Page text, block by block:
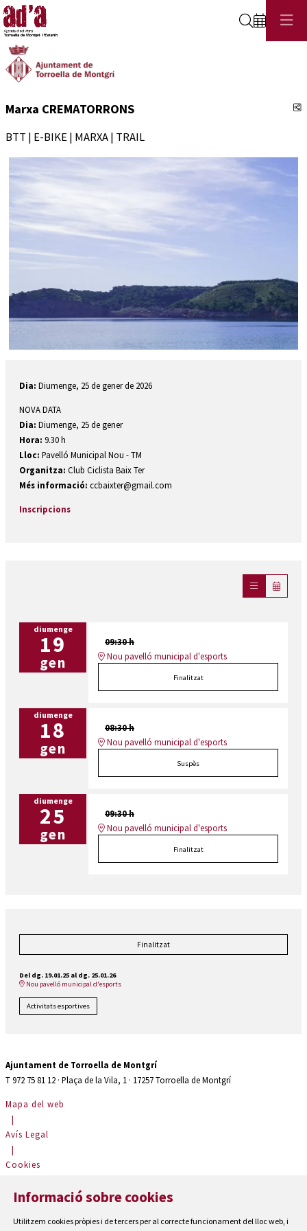
Cerca
Marxa CREMATORRONS
BTT | E-BIKE | MARXA | TRAIL
Dia: Diumenge, 25 de gener de 2026
NOVA DATA
Dia: Diumenge, 25 de gener
Hora: 9.30 h
Lloc: Pavelló Municipal Nou - TM
Organitza: Club Ciclista Baix Ter
Més informació: ccbaixter@gmail.com
Inscripcions
diumenge
19
gen
09:30 h
Nou pavelló municipal d'esports
Finalitzat
diumenge
18
gen
08:30 h
Nou pavelló municipal d'esports
Suspès
diumenge
25
gen
09:30 h
Nou pavelló municipal d'esports
Finalitzat
Finalitzat
Del dg. 19.01.25 al dg. 25.01.26
Nou pavelló municipal d'esports
Activitats esportives
Ajuntament de Torroella de Montgrí
T 972 75 81 12 · Plaça de la Vila, 1 · 17257 Torroella de Montgrí
Mapa del web
|
Avís Legal
|
Cookies
Contactar
Accessibilitat
Informació sobre cookies
Utilitzem cookies pròpies i de tercers per al correcte funcionament del lloc web, i